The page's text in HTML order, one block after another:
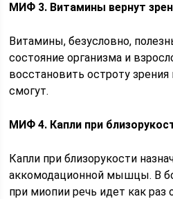
МИФ 3. Витамины вернут
Витамины, безусловно,
состояние организма и
восстановить остроту
смогут.
МИФ 4. Капли при
Капли при близорукости
аккомодационной мышцы. В
при миопии речь идет как раз